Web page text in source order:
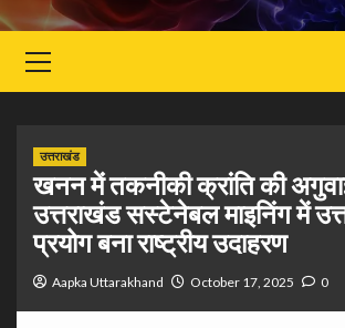
Menu
उत्तराखंड
खनन में तकनीकी क्रांति की
उत्तराखंड सस्टेनेबल माइनिंग में
प्रयोग बना राष्ट्रीय उदाहरण
Aapka Uttarakhand October 17, 2025 0